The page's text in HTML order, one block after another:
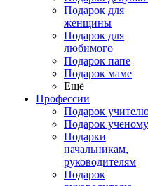
Подарок для
женщины
Подарок для
любимого
Подарок папе
Подарок маме
Ещё
Профессии
Подарок
Подарок ученому
Подарки
начальникам,
руководителям
Подарок